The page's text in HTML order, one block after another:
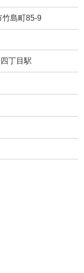
竹島町85-9
丁目駅